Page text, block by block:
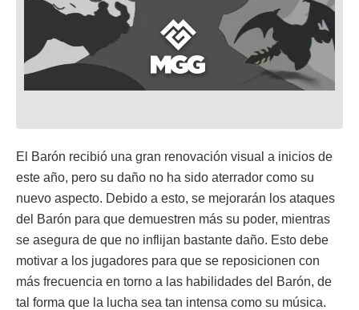
El Barón recibió una gran renovación visual a inicios de
este año, pero su daño no ha sido aterrador como su
nuevo aspecto. Debido a esto, se mejorarán los ataques
del Barón para que demuestren más su poder, mientras
se asegura de que no inflijan bastante daño. Esto debe
motivar a los jugadores para que se reposicionen con
más frecuencia en torno a las habilidades del Barón, de
tal forma que la lucha sea tan intensa como su música.